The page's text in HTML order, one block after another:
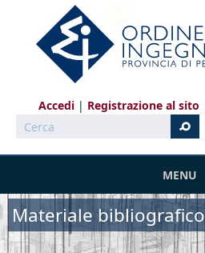
Salta al contenuto principale
Accedi
Registrazione al sito
Cerca
MENU
Materiale bibliografico